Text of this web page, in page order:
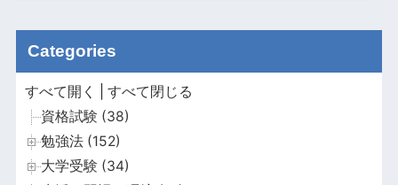
Categories
すべて開く
すべて閉じる
資格試験 (38)
勉強法 (152)
大学受験 (34)